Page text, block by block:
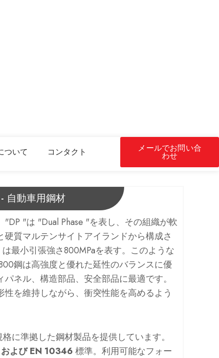
ついて コンタクト メールでお問い合
わせ
自動車用鋼材
"は "Dual Phase "を表し、その組織が軟
質マルテンサイトアイランドから構成さ
最小引張強さ800MPaを表す。このような
鋼は高強度と優れた延性のバランスに優
ネル、構造部品、安全部品に最適です。
を維持しながら、衝突性能を高めるよう
に準拠した鋼材製品を提供しています。
よび EN 10346 標準。利用可能なフォー